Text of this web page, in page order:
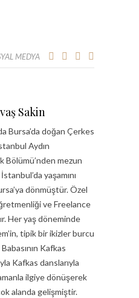
MEDYA
Sakin
Bursa’da doğan Çerkes
Aydın
Bölümü’nden mezun
yaşamını
dönmüştür. Özel
ve Freelance
Her yaş döneminde
tipik bir ikizler burcu
Kafkas
Kafkas danslarıyla
ilgiye dönüşerek
alanda gelişmiştir.